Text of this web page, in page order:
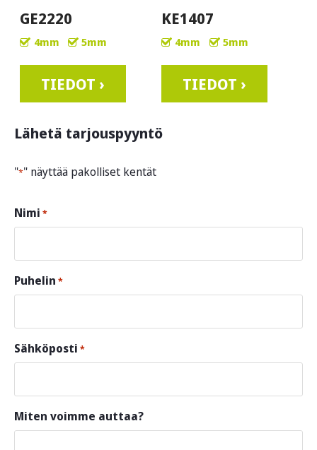
GE2220
4mm 5mm
TIEDOT ›
KE1407
4mm 5mm
TIEDOT ›
Lähetä tarjouspyyntö
"*" näyttää pakolliset kentät
Nimi *
Puhelin *
Sähköposti *
Miten voimme auttaa?